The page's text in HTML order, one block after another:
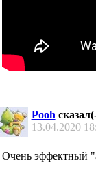
Pooh
13.04.2020
Очень эффектный